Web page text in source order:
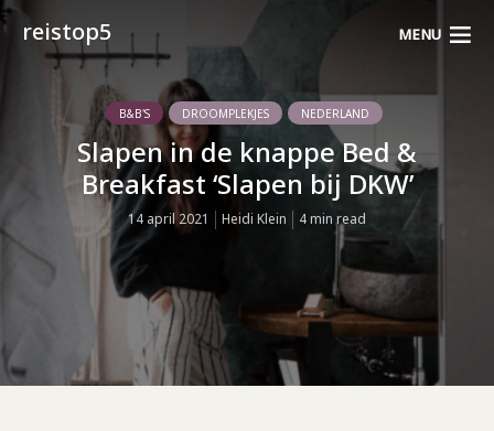
reistop5 MENU
B&B'S DROOMPLEKJES NEDERLAND
Slapen in de knappe Bed &
Breakfast ‘Slapen bij DKW’
14 april 2021 Heidi Klein 4 min read